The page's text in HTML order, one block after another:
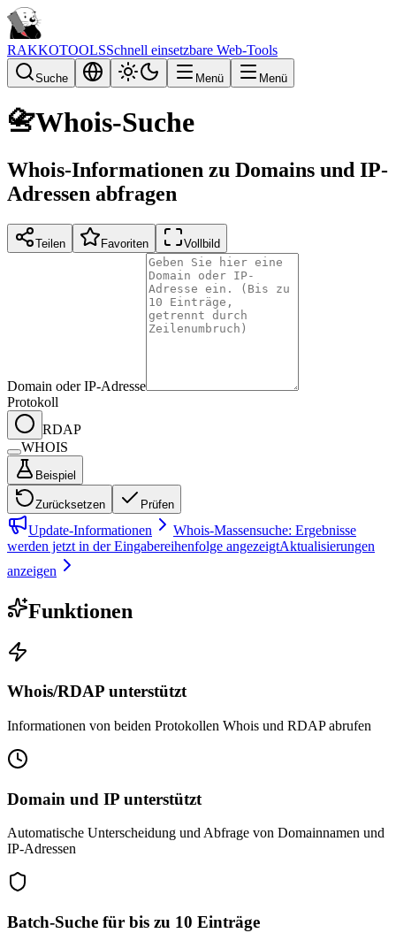
RAKKOTOOLSSchnell einsetzbare Web-Tools
Suche Menü Menü
📇Whois-Suche
Whois-Informationen zu Domains und IP-
Adressen abfragen
Teilen Favoriten Vollbild
Domain oder IP-Adresse
Protokoll
RDAP
WHOIS
Beispiel
Zurücksetzen Prüfen
Update-Informationen
Whois-Massensuche: Ergebnisse
werden jetzt in der Eingabereihenfolge angezeigtAktualisierungen
anzeigen
Funktionen
Whois/RDAP unterstützt
Informationen von beiden Protokollen Whois und RDAP abrufen
Domain und IP unterstützt
Automatische Unterscheidung und Abfrage von Domainnamen und
IP-Adressen
Batch-Suche für bis zu 10 Einträge